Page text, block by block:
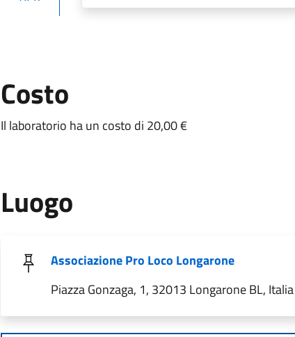
Costo
Il laboratorio ha un costo di 20,00 €
Luogo
Associazione Pro Loco Longarone
Piazza Gonzaga, 1, 32013 Longarone BL, Italia